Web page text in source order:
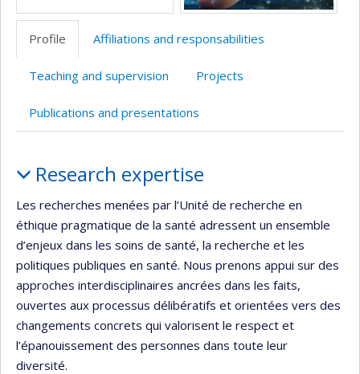
Profile Affiliations and responsabilities
Teaching and supervision Projects
Publications and presentations
Research expertise
Les recherches menées par l’Unité de recherche en
éthique pragmatique de la santé adressent un ensemble
d’enjeux dans les soins de santé, la recherche et les
politiques publiques en santé. Nous prenons appui sur des
approches interdisciplinaires ancrées dans les faits,
ouvertes aux processus délibératifs et orientées vers des
changements concrets qui valorisent le respect et
l’épanouissement des personnes dans toute leur
diversité.